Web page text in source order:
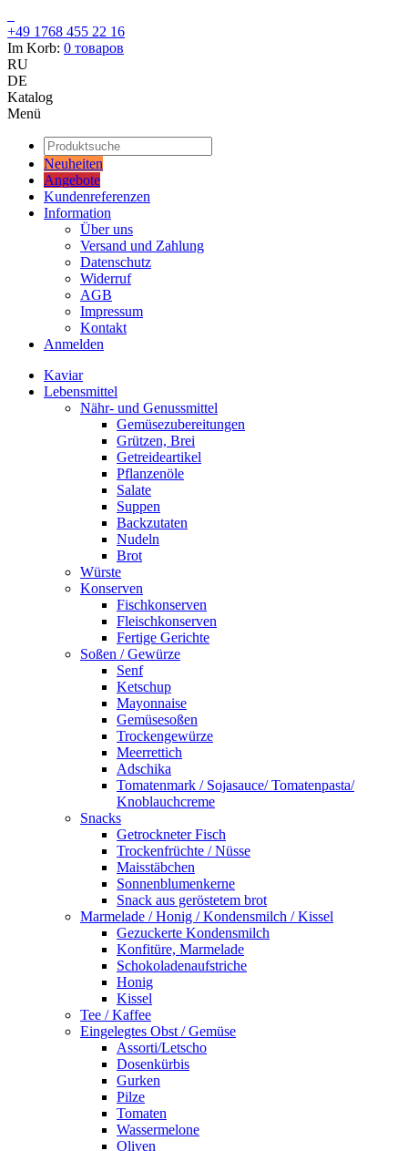
+49 1768 455 22 16
Im Korb: 0 товаров
RU
DE
Katalog
Menü
Neuheiten
Angebote
Kundenreferenzen
Information
Über uns
Versand und Zahlung
Datenschutz
Widerruf
AGB
Impressum
Kontakt
Anmelden
Kaviar
Lebensmittel
Nähr- und Genussmittel
Gemüsezubereitungen
Grützen, Brei
Getreideartikel
Pflanzenöle
Salate
Suppen
Backzutaten
Nudeln
Brot
Würste
Konserven
Fischkonserven
Fleischkonserven
Fertige Gerichte
Soßen / Gewürze
Senf
Ketschup
Mayonnaise
Gemüsesoßen
Trockengewürze
Meerrettich
Adschika
Tomatenmark / Sojasauce/ Tomatenpasta/
Knoblauchcreme
Snacks
Getrockneter Fisch
Trockenfrüchte / Nüsse
Maisstäbchen
Sonnenblumenkerne
Snack aus geröstetem brot
Marmelade / Honig / Kondensmilch / Kissel
Gezuckerte Kondensmilch
Konfitüre, Marmelade
Schokoladenaufstriche
Honig
Kissel
Tee / Kaffee
Eingelegtes Obst / Gemüse
Assorti/Letscho
Dosenkürbis
Gurken
Pilze
Tomaten
Wassermelone
Oliven